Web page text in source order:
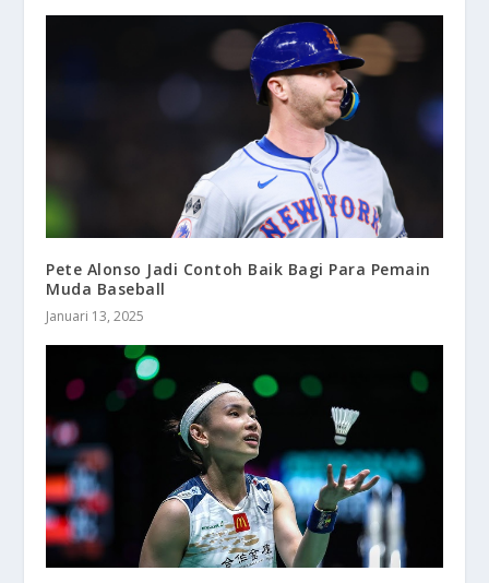
Pete Alonso Jadi Contoh Baik Bagi Para Pemain
Muda Baseball
Januari 13, 2025